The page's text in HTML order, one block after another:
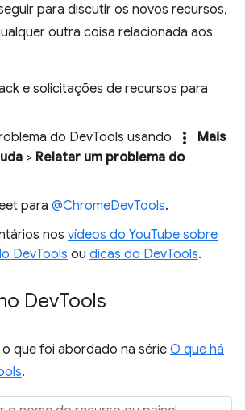
para discutir os novos recursos,
outra coisa relacionada aos
e solicitações de recursos para
do DevTools usando
more_vert
Mais
> Relatar um problema do
para @ChromeDevTools.
nos vídeos do YouTube sobre
DevTools ou dicas do DevTools.
DevTools
que foi abordado na série O que há
.